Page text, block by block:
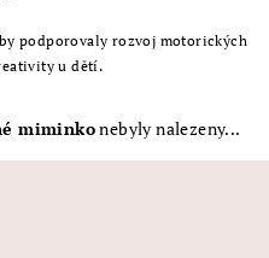
podporovaly rozvoj motorických
u dětí.
miminkonebyly nalezeny...